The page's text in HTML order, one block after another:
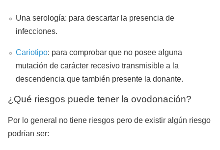
Una serología: para descartar la presencia de
infecciones.
Cariotipo: para comprobar que no posee alguna
mutación de carácter recesivo transmisible a la
descendencia que también presente la donante.
¿Qué riesgos puede tener la ovodonación?
Por lo general no tiene riesgos pero de existir algún riesgo
podrían ser: